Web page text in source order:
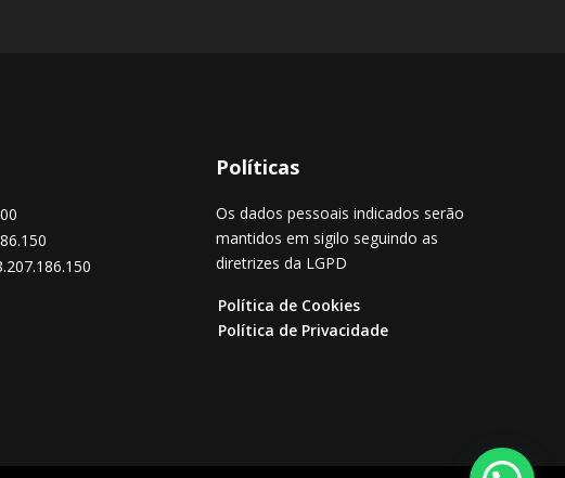
Políticas
Os dados pessoais indicados serão
mantidos em sigilo seguindo as
diretrizes da LGPD
Política de Cookies
Política de Privacidade